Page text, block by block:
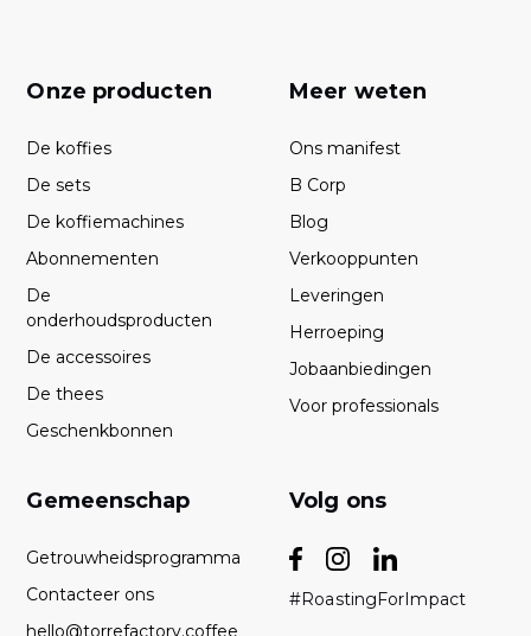
Onze producten
De koffies
De sets
De koffiemachines
Abonnementen
De
onderhoudsproducten
De accessoires
De thees
Geschenkbonnen
Meer weten
Ons manifest
B Corp
Blog
Verkooppunten
Leveringen
Herroeping
Jobaanbiedingen
Voor professionals
Gemeenschap
Getrouwheidsprogramma
Contacteer ons
hello@torrefactory.coffee
Volg ons
#RoastingForImpact